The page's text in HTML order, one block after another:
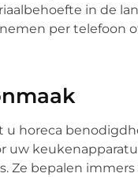
in de
per telefoon
u horeca
uw
Ze bepalen